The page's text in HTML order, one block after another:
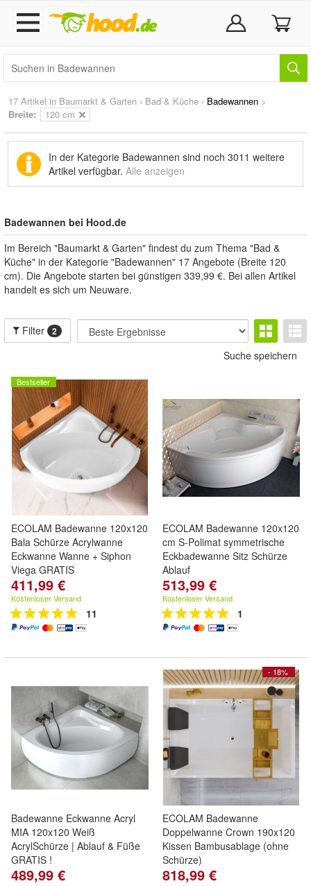
17 Artikel in Baumarkt & Garten › Bad & Küche › Badewannen >
Breite:
120 cm
In der Kategorie Badewannen sind noch 3011 weitere
Artikel verfügbar. Alle anzeigen
Badewannen bei Hood.de
Im Bereich "Baumarkt & Garten" findest du zum Thema "Bad &
Küche" in der Kategorie "Badewannen" 17 Angebote (Breite 120
cm). Die Angebote starten bei günstigen 339,99 €. Bei allen Artikel
handelt es sich um Neuware.
Filter 2
Suche speichern
Bestseller
ECOLAM Badewanne 120x120
Bala Schürze Acrylwanne
Eckwanne Wanne + Siphon
Viega GRATIS
411,99 €
Kostenloser Versand
11
ECOLAM Badewanne 120x120
cm S-Polimat symmetrische
Eckbadewanne Sitz Schürze
Ablauf
513,99 €
Kostenloser Versand
1
Badewanne Eckwanne Acryl
MIA 120x120 Weiß
AcrylSchürze | Ablauf & Füße
GRATIS !
489,99 €
- 18%
ECOLAM Badewanne
Doppelwanne Crown 190x120
Kissen Bambusablage (ohne
Schürze)
818,99 €